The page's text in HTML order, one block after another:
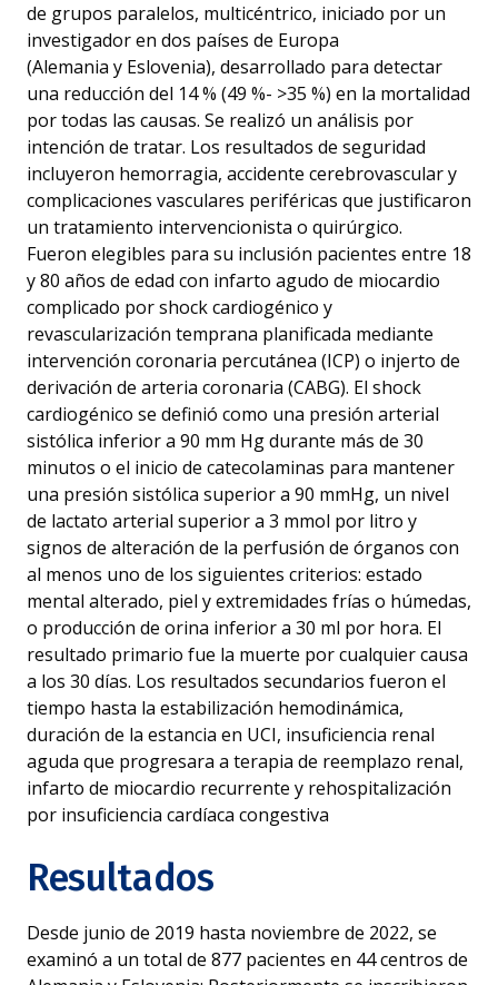
de grupos paralelos, multicéntrico, iniciado por un
investigador en dos países de Europa
(Alemania y Eslovenia), desarrollado para detectar
una reducción del 14 % (49 %- >35 %) en la mortalidad
por todas las causas. Se realizó un análisis por
intención de tratar. Los resultados de seguridad
incluyeron hemorragia, accidente cerebrovascular y
complicaciones vasculares periféricas que justificaron
un tratamiento intervencionista o quirúrgico.
Fueron elegibles para su inclusión pacientes entre 18
y 80 años de edad con infarto agudo de miocardio
complicado por shock cardiogénico y
revascularización temprana planificada mediante
intervención coronaria percutánea (ICP) o injerto de
derivación de arteria coronaria (CABG). El shock
cardiogénico se definió como una presión arterial
sistólica inferior a 90 mm Hg durante más de 30
minutos o el inicio de catecolaminas para mantener
una presión sistólica superior a 90 mmHg, un nivel
de lactato arterial superior a 3 mmol por litro y
signos de alteración de la perfusión de órganos con
al menos uno de los siguientes criterios: estado
mental alterado, piel y extremidades frías o húmedas,
o producción de orina inferior a 30 ml por hora. El
resultado primario fue la muerte por cualquier causa
a los 30 días. Los resultados secundarios fueron el
tiempo hasta la estabilización hemodinámica,
duración de la estancia en UCI, insuficiencia renal
aguda que progresara a terapia de reemplazo renal,
infarto de miocardio recurrente y rehospitalización
por insuficiencia cardíaca congestiva
Resultados
Desde junio de 2019 hasta noviembre de 2022, se
examinó a un total de 877 pacientes en 44 centros de